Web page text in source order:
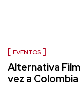
EVENTOS
Alternativa
vez a Colombia